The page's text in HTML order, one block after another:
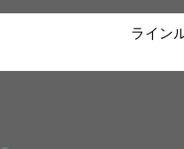
ライン